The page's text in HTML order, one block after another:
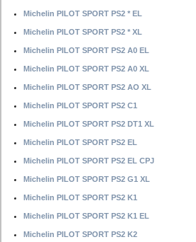
Michelin PILOT SPORT PS2 * EL
Michelin PILOT SPORT PS2 * XL
Michelin PILOT SPORT PS2 A0 EL
Michelin PILOT SPORT PS2 A0 XL
Michelin PILOT SPORT PS2 AO XL
Michelin PILOT SPORT PS2 C1
Michelin PILOT SPORT PS2 DT1 XL
Michelin PILOT SPORT PS2 EL
Michelin PILOT SPORT PS2 EL CPJ
Michelin PILOT SPORT PS2 G1 XL
Michelin PILOT SPORT PS2 K1
Michelin PILOT SPORT PS2 K1 EL
Michelin PILOT SPORT PS2 K2